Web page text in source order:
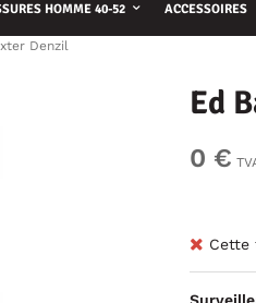
HOMME 40-52 ACCESSOIRES
Denzil
Ed
0 €
Cette